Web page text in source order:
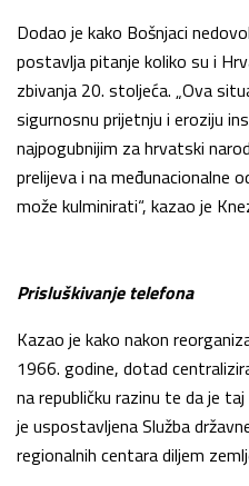
Dodao je kako Bošnjaci
postavlja pitanje koliko su i
zbivanja 20. stoljeća. „Ova
sigurnosnu prijetnju i eroziju
najpogubnijim za hrvatski
prelijeva i na međunacionalne
može kulminirati“, kazao je
Prisluškivanje telefona
Kazao je kako nakon
1966. godine, dotad
na republičku razinu te da je
je uspostavljena Služba
regionalnih centara diljem